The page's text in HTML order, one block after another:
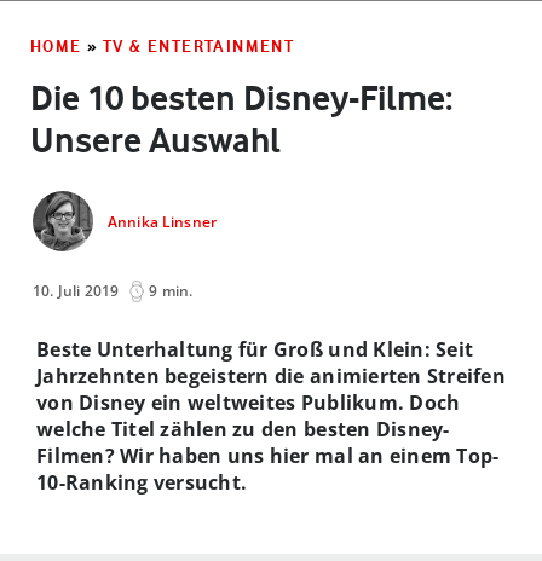
HOME » TV & ENTERTAINMENT
Die 10 besten Disney-Filme:
Unsere Auswahl
Annika Linsner
10. Juli 2019 9 min.
Beste Unterhaltung für Groß und Klein: Seit
Jahrzehnten begeistern die animierten Streifen
von Disney ein weltweites Publikum. Doch
welche Titel zählen zu den besten Disney-
Filmen? Wir haben uns hier mal an einem Top-
10-Ranking versucht.